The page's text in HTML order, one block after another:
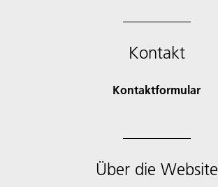
Kontakt
Kontaktformular
Über die Website